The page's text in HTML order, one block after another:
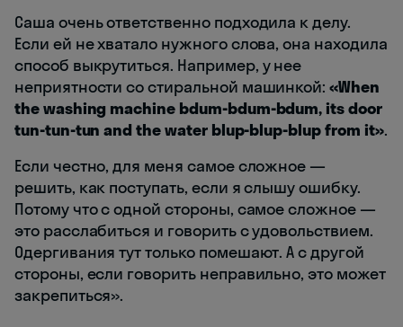
Саша очень ответственно подходила к делу.
Если ей не хватало нужного слова, она находила
способ выкрутиться. Например, у нее
неприятности со стиральной машинкой:«When
the washing machine bdum-bdum-bdum, its door
tun-tun-tun and the water blup-blup-blup from it».
Если честно, для меня самое сложное —
решить, как поступать, если я слышу ошибку.
Потому что с одной стороны, самое сложное —
это расслабиться и говорить с удовольствием.
Одергивания тут только помешают. А с другой
стороны, если говорить неправильно, это может
закрепиться».